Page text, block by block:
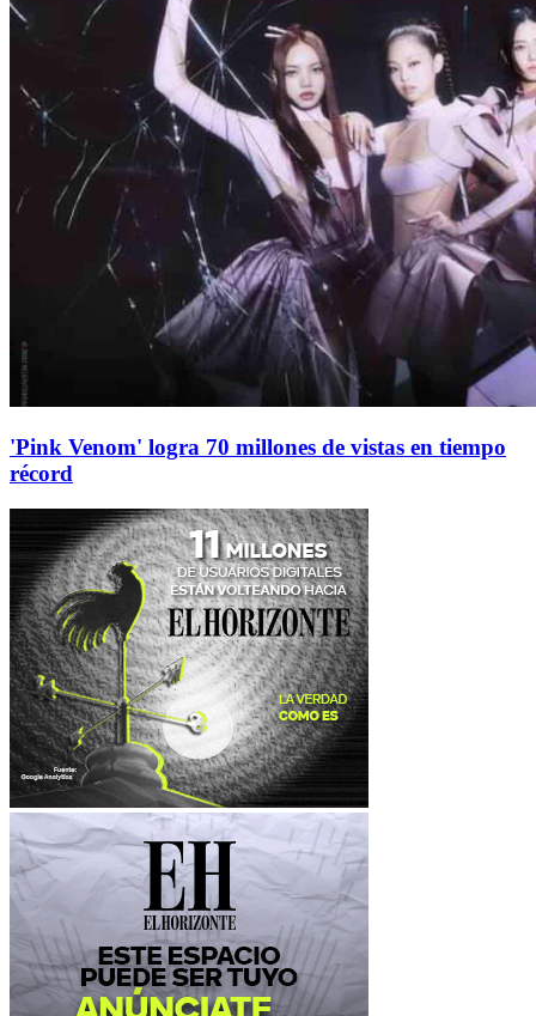
'Pink Venom' logra 70 millones de vistas en tiempo
récord